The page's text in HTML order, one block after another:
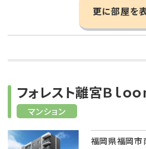
更に部屋を
マンション
フォレスト離宮Ｂｌｏ
福岡県福岡市